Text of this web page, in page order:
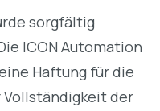
sorgfältig
ICON Automation
Haftung für die
der